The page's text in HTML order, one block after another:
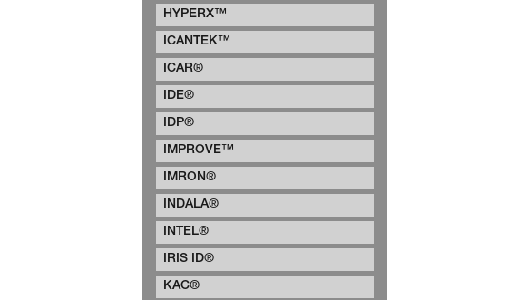
HYPERX™
ICANTEK™
ICAR®
IDE®
IDP®
IMPROVE™
IMRON®
INDALA®
INTEL®
IRIS ID®
KAC®